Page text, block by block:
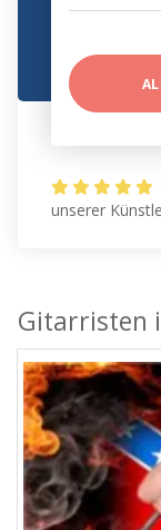
unserer
Gitarristen